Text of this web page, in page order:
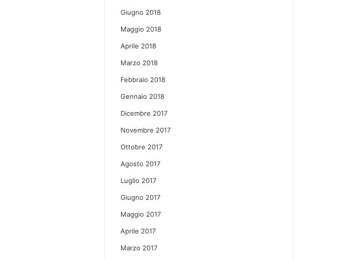
Giugno 2018
Maggio 2018
Aprile 2018
Marzo 2018
Febbraio 2018
Gennaio 2018
Dicembre 2017
Novembre 2017
Ottobre 2017
Agosto 2017
Luglio 2017
Giugno 2017
Maggio 2017
Aprile 2017
Marzo 2017